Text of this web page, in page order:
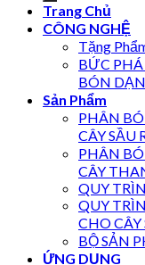
Trang Chủ
CÔNG NGHỆ
Tặng
BỨC
BÓN
Sản Phẩm
PHÂN
CÂY SẦU
PHÂN
CÂY
QUY
QUY
CHO CÂY
BỘ SẢN
ỨNG DỤNG